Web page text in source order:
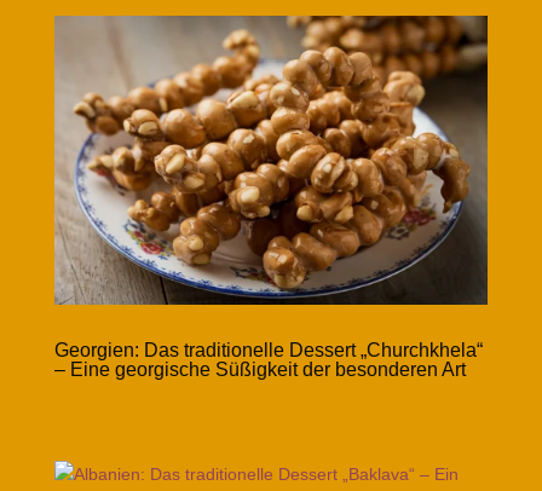
Georgien: Das traditionelle Dessert „Churchkhela“
– Eine georgische Süßigkeit der besonderen Art